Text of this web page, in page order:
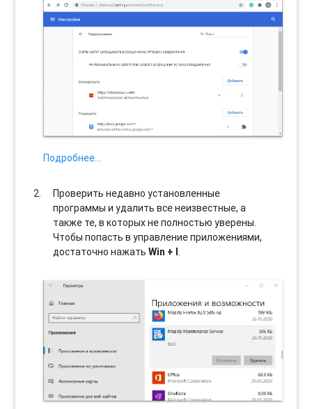
Подробнее…
Проверить недавно установленные
программы и удалить все неизвестные, а
также те, в которых не полностью уверены.
Чтобы попасть в управление приложениями,
достаточно нажатьWin + I.